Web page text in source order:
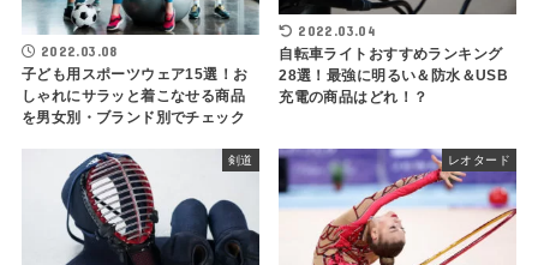
2022.03.08
子ども用スポーツウェア15選！お
しゃれにサラッと着こなせる商品
を男女別・ブランド別でチェック
2022.03.04
自転車ライトおすすめランキング
28選！最強に明るい＆防水＆USB
充電の商品はどれ！？
剣道 レオタード